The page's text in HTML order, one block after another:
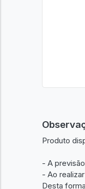
Produto
- A
- Ao
Desta